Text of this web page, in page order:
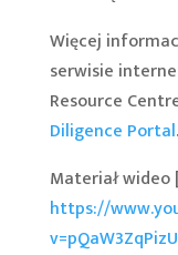
Więcej
serwisie
Resource
Diligence Portal.
Materiał
https://